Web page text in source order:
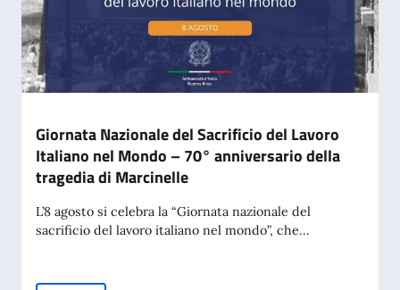
Giornata Nazionale del Sacrificio del Lavoro
Italiano nel Mondo – 70° anniversario della
tragedia di Marcinelle
L’8 agosto si celebra la “Giornata nazionale del
sacrificio del lavoro italiano nel mondo”, che...